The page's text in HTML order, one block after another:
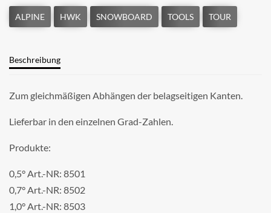
Beschreibung
Zum gleichmäßigen Abhängen der belagseitigen Kanten.
Lieferbar in den einzelnen Grad-Zahlen.
Produkte:
0,5° Art.-NR: 8501
0,7° Art.-NR: 8502
1,0° Art.-NR: 8503